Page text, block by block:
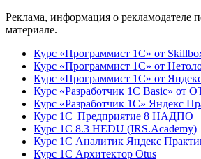
Реклама, информация о рекламодателе
материале.
Курс «Программист 1С» от
Курс «Программист 1С» от
Курс «Программист 1С» от
Курс «Разработчик 1С Basic» от
Курс «Разработчик 1С» Яндекс
Курс 1С Предприятие 8 НАДПО
Курс 1С 8.3 HEDU (IRS.Academy)
Курс 1С Аналитик Яндекс
Курс 1С Архитектор Otus